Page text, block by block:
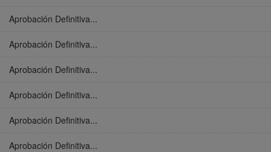
Aprobación Definitiva...
Aprobación Definitiva...
Aprobación Definitiva...
Aprobación Definitiva...
Aprobación Definitiva...
Aprobación Definitiva...